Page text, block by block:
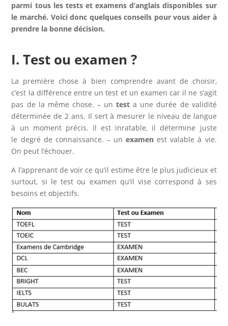
parmi tous les tests et examens d’anglais disponibles sur
le marché. Voici donc quelques conseils pour vous aider à
prendre la bonne décision.
I. Test ou examen ?
La première chose à bien comprendre avant de choisir,
c’est la différence entre un test et un examen car il ne s’agit
pas de la même chose. – untest a une durée de validité
déterminée de 2 ans. Il sert à mesurer le niveau de langue
à un moment précis. Il est inratable, il détermine juste
le degré de connaissance. – unexamen est valable à vie.
On peut l’échouer.
A l’apprenant de voir ce qu’il estime être le plus judicieux et
surtout, si le test ou examen qu’il vise correspond à ses
besoins et objectifs.